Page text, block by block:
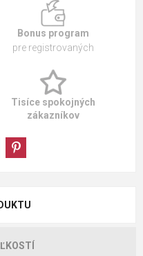
Bonus program
pre registrovaných
Tisíce spokojných
zákazníkov